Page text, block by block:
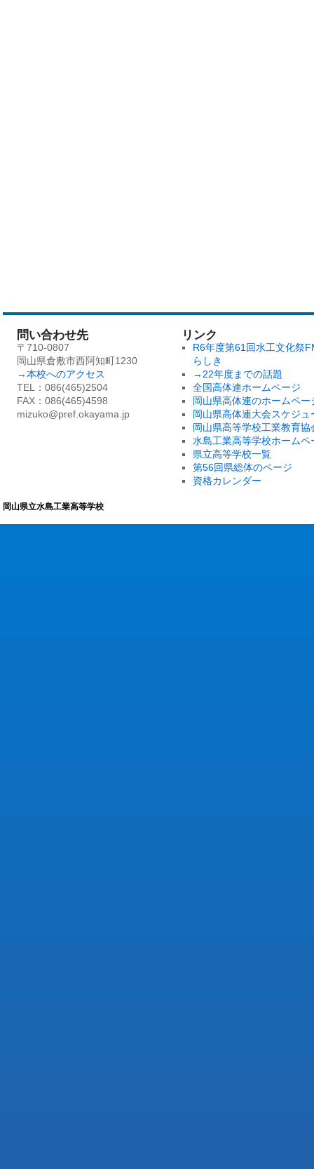
問い合わせ先
〒710-0807
岡山県倉敷市西阿知町1230
→本校へのアクセス
TEL：086(465)2504
FAX：086(465)4598
mizuko@pref.okayama.jp
リンク
R6年度第61回水工文化祭
らしき
→22年度までの話題
全国高体連ホームページ
岡山県高体連のホームペー
岡山県高体連大会スケジュ
岡山県高等学校工業教育協
水島工業高等学校ホームペ
県立高等学校一覧
第56回県総体のページ
資格カレンダー
岡山県立水島工業高等学校